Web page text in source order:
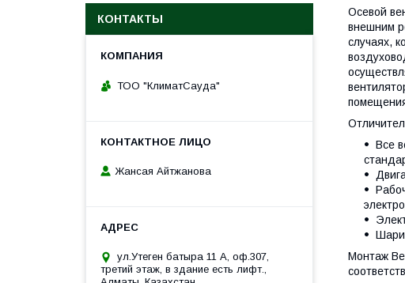
Осевой
внешним
случаях,
Все
Монтаж
КОНТАКТЫ
ТОО "КлиматСауда"
Жансая Айтжанова
ул.Утеген батыра 11 А, оф.307,
третий этаж, в здание есть лифт.,